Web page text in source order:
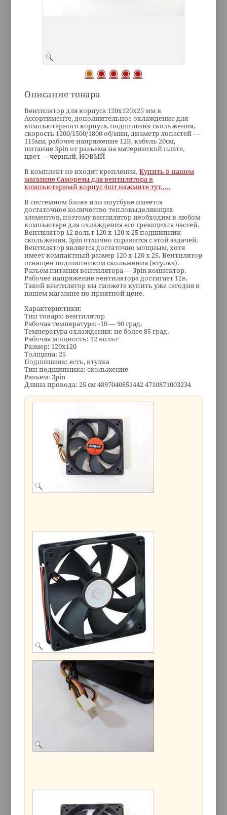
Описание товара
Вентилятор для корпуса 120x120x25 мм в
Ассортименте, дополнительное охлаждение для
компьютерного корпуса, подшипник скольжения,
скорость 1200/1500/1800 об/мин, диаметр лопастей —
115мм, рабочее напряжение 12В, кабель 20см,
питание 3pin от разъема на материнской плате,
цвет — черный, НОВЫЙ
В комплект не входят крепления.Купить в нашем
магазине Саморезы для вентилятора в
компьютерный корпус 4шт нажмите тут.....
В системном блоке или ноутбуке имеется
достаточное количество тепловыделяющих
элементов, поэтому вентилятор необходим в любом
компьютере для охлаждения его греющихся частей.
Вентилятор 12 вольт 120 x 120 x 25 подшипник
скольжения, 3pin отлично справится с этой задачей.
Вентилятор является достаточно мощным, хотя
имеет компактный размер 120 x 120 x 25. Вентилятор
оснащен подшипником скольжения (втулка).
Разъем питания вентилятора — 3pin коннектор.
Рабочее напряжение вентилятора достигает 12в.
Такой вентилятор вы сможете купить уже сегодня в
нашем магазине по приятной цене.
Характеристики:
Тип товара: вентилятор
Рабочая температура: -10 — 90 град.
Температура охлаждения: не более 85 град.
Рабочая мощность: 12 вольт
Размер: 120х120
Толщина: 25
Подшипник: есть, втулка
Тип подшипника: скольжение
Разъем: 3pin
Длина провода: 25 см 4897040851442 4710871003234